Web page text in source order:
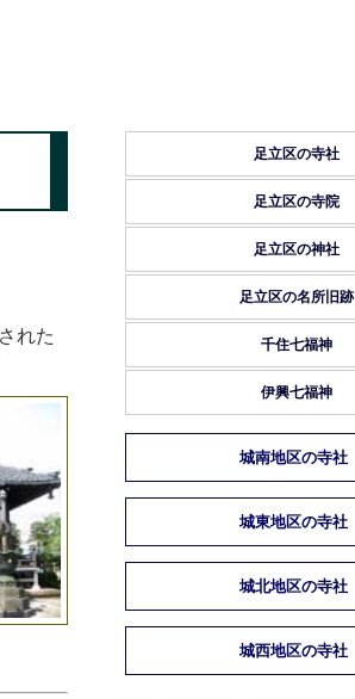
れた
足立区の寺社
足立区の寺院
足立区の神社
足立区の名所旧跡
千住七福神
伊興七福神
城南地区の寺社
城東地区の寺社
城北地区の寺社
城西地区の寺社